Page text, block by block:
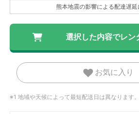
熊本地震の影響による配達遅延
お気に入り
※1 地域や天候によって最短配送日は異なります。